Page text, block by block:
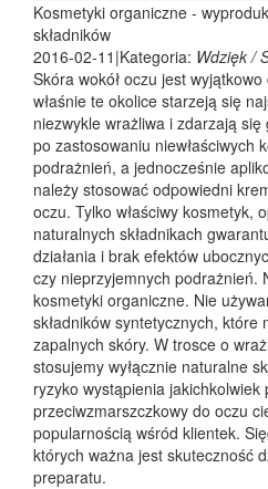
Kosmetyki organiczne -
składników
2016-02-11 |Kategoria: Wdzięk /
Skóra wokół oczu jest
właśnie te okolice starzeją się
niezwykle wrażliwa i zdarzają
po zastosowaniu niewłaściwych
podrażnień, a jednocześnie
należy stosować odpowiedni
oczu. Tylko właściwy kosmetyk,
naturalnych składnikach
działania i brak efektów
czy nieprzyjemnych podrażnień.
kosmetyki organiczne. Nie
składników syntetycznych,
zapalnych skóry. W trosce o
stosujemy wyłącznie naturalne
ryzyko wystąpienia
przeciwzmarszczkowy do oczu
popularnością wśród klientek.
których ważna jest skuteczność
preparatu.